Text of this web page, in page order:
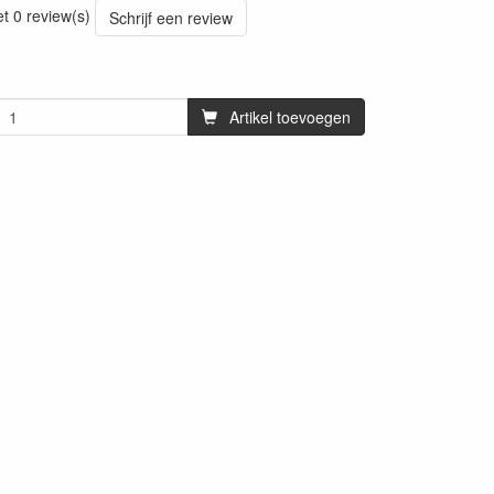
0 review(s) Schrijf een review
Artikel toevoegen